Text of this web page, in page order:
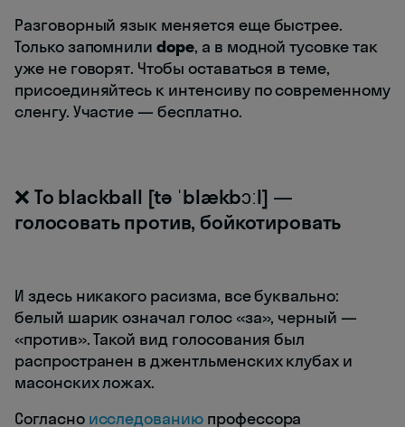
Разговорный язык меняется еще быстрее.
Только запомнилиdope, а в модной тусовке так
уже не говорят. Чтобы оставаться в теме,
присоединяйтесь к интенсиву по современному
сленгу. Участие — бесплатно.
❌ To blackball [tə ˈblækbɔːl] —
голосовать против, бойкотировать
И здесь никакого расизма, все буквально:
белый шарик означал голос «за», черный —
«против». Такой вид голосования был
распространен в джентльменских клубах и
масонских ложах.
Согласно исследованиюпрофессора